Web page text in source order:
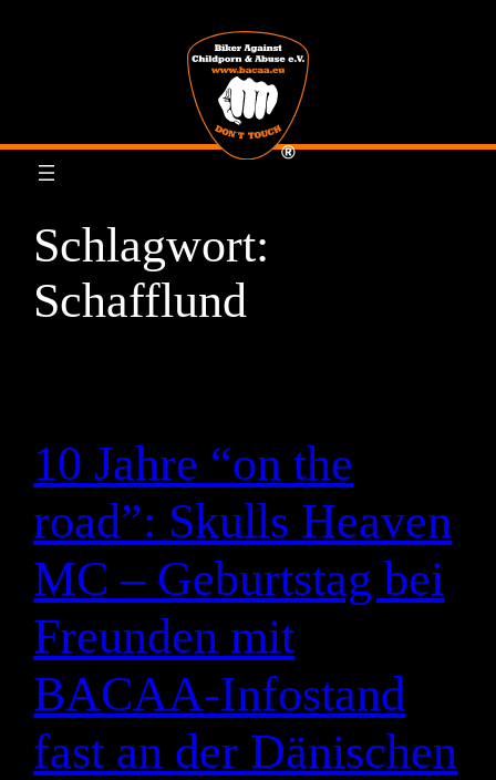
Schlagwort:
Schafflund
10 Jahre “on the
road”: Skulls Heaven
MC – Geburtstag bei
Freunden mit
BACAA-Infostand
fast an der Dänischen